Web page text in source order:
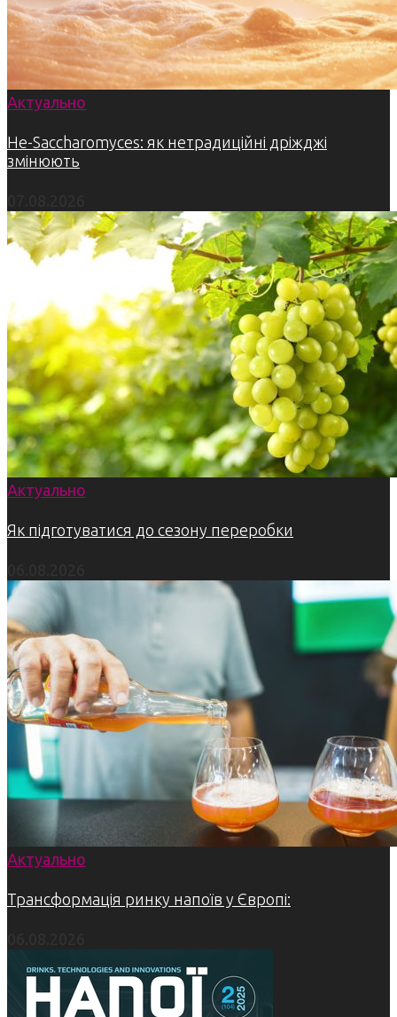
Актуально
Не-Saccharomyces: як нетрадиційні дріжджі
змінюють
Актуально
Як підготуватися до сезону переробки
Актуально
Трансформація ринку напоїв у Європі: